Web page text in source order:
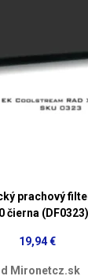
prachový
čierna (DF0323)
19,94 €
Mironetcz.sk